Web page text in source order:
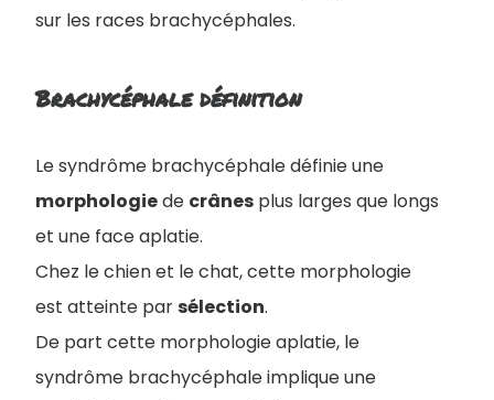
sur les races brachycéphales.
Brachycéphale définition
Le syndrôme brachycéphale définie une
morphologiede crânes plus larges que longs
et une face aplatie.
Chez le chien et le chat, cette morphologie
est atteinte parsélection.
De part cette morphologie aplatie, le
syndrôme brachycéphale implique une